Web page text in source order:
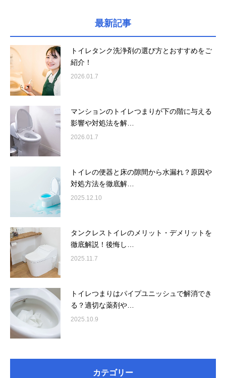
最新記事
トイレタンク洗浄剤の選び方とおすすめをご
紹介！
2026.01.7
マンションのトイレつまりが下の階に与える
影響や対処法を解…
2026.01.7
トイレの便器と床の隙間から水漏れ？原因や
対処方法を徹底解…
2025.12.10
タンクレストイレのメリット・デメリットを
徹底解説！後悔し…
2025.11.7
トイレつまりはパイプユニッシュで解消でき
る？適切な薬剤や…
2025.10.9
カテゴリー